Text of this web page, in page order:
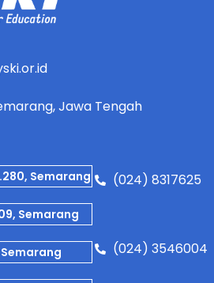
Jawa Tengah
Semarang (024) 8317625
Semarang
(024) 3546004
Semarang